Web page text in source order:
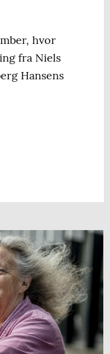
hvor
fra Niels
Hansens